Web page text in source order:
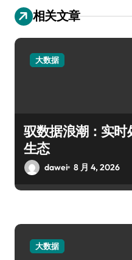
相关文章
大数据
驭数据浪潮：实
生态
dawei 8 月 4, 2026
大数据